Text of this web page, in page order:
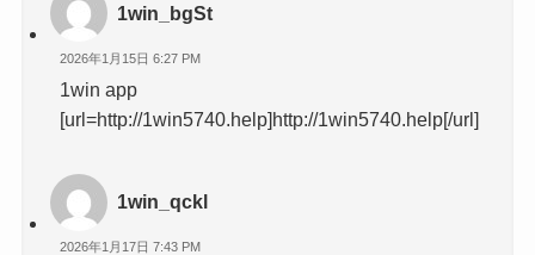
1win_bgSt
2026年1月15日 6:27 PM
1win app
[url=http://1win5740.help]http://1win5740.help[/url]
1win_qckl
2026年1月17日 7:43 PM